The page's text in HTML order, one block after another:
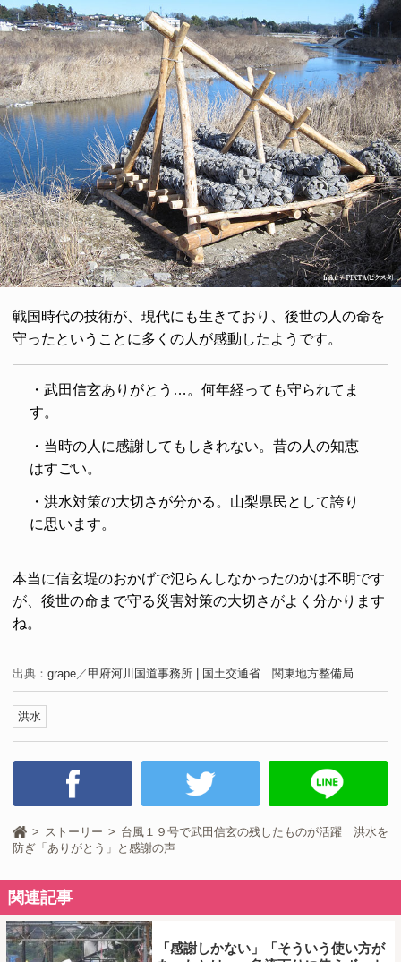
戦国時代の技術が、現代にも生きており、後世の人の命を
守ったということに多くの人が感動したようです。
・武田信玄ありがとう…。何年経っても守られてま
す。
・当時の人に感謝してもしきれない。昔の人の知恵
はすごい。
・洪水対策の大切さが分かる。山梨県民として誇り
に思います。
本当に信玄堤のおかげで氾らんしなかったのかは不明です
が、後世の命まで守る災害対策の大切さがよく分かります
ね。
出典： grape ／甲府河川国道事務所 | 国土交通省 関東地方整備局
洪水
ストーリー
台風１９号で武田信玄の残したものが活躍 洪水を
防ぎ「ありがとう」と感謝の声
関連記事
「感謝しかない」「そういう使い方が